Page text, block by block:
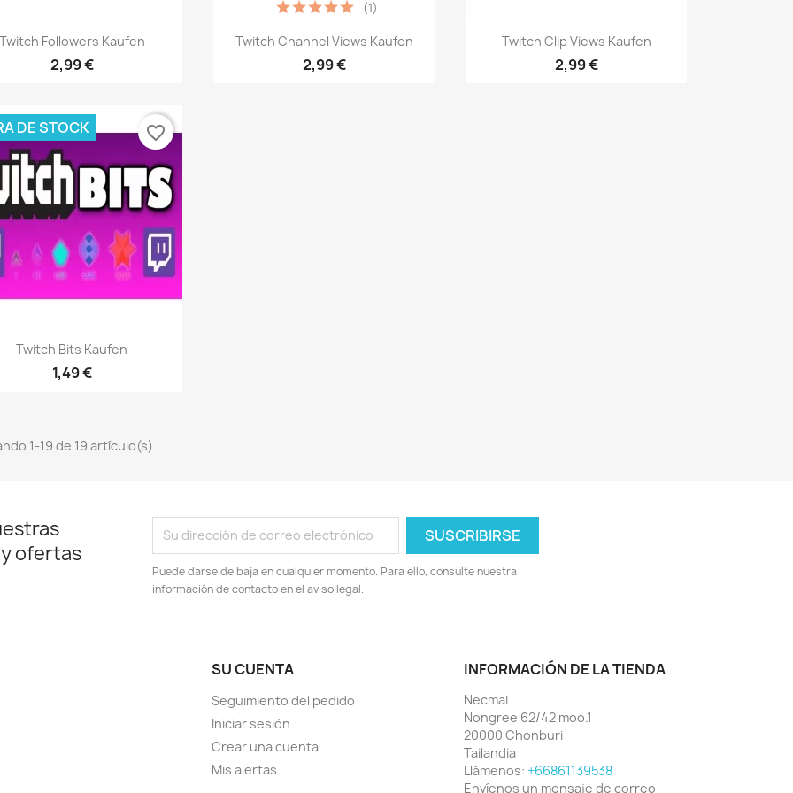
 Vista rápida
Followers Kaufen
2,99 €
Vista rápida
Twitch Channel Views Kaufen
2,99 €
(1)
Vista rápida
Twitch Clip Views Kaufen
2,99 €
Vista rápida
Twitch Bits Kaufen
1,49 €
DE STOCK favorite_border
1-19 de 19 artículo(s)
ofertas
Puede darse de baja en cualquier momento. Para ello, consulte nuestra
información de contacto en el aviso legal.
SU CUENTA
Seguimiento del pedido
Iniciar sesión
Crear una cuenta
Mis alertas
INFORMACIÓN DE LA TIENDA
Necmai
Nongree 62/42 moo.1
20000 Chonburi
Tailandia
Llámenos: +66861139538
Envíenos un mensaje de correo